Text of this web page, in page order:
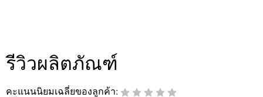
รีวิวผลิตภัณฑ์
คะแนนนิยมเฉลี่ยของลูกค้า: